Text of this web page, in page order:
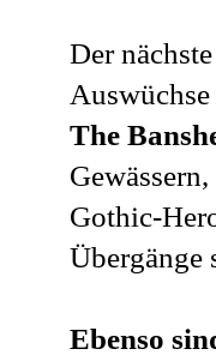
Der
The
Gothic-
Übergänge
Ebenso